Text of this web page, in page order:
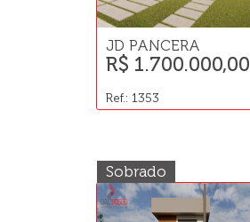
JD PANCERA
R$ 1.700.000,00
Ref.: 1353
Sobrado